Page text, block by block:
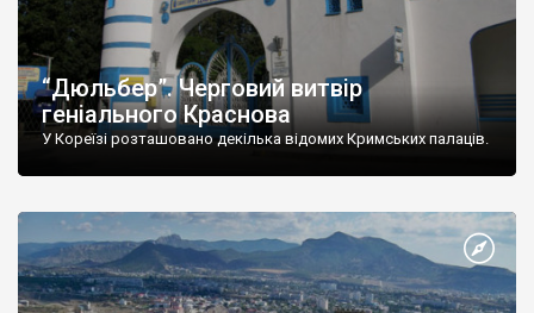
“Дюльбер”. Черговий витвір
геніального Краснова
У Кореїзі розташовано декілька відомих Кримських палаців.